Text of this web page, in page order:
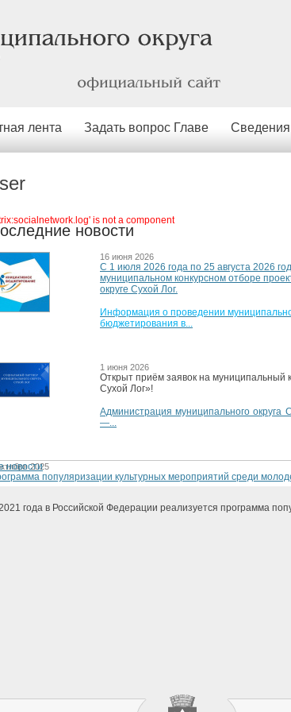
лента Задать вопрос Главе
is not a component
новости
16 июня 2026
С 1 июля 2026 года по 25 августа 2026
муниципальном конкурсном отборе
округе Сухой Лог.
Информация о проведении
бюджетирования в...
1 июня 2026
Открыт приём заявок на муниципальный
Сухой Лог»!
Администрация муниципального округа
—...
2025
популяризации культурных мероприятий среди
года в Российской Федерации реализуется программа
новости